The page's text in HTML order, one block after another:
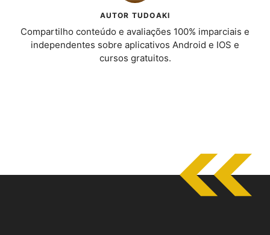
AUTOR TUDOAKI
Compartilho conteúdo e avaliações 100% imparciais e
independentes sobre aplicativos Android e IOS e
cursos gratuitos.